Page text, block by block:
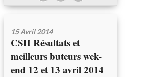
15 Avril 2014
CSH Résultats et
meilleurs buteurs wek-
end 12 et 13 avril 2014